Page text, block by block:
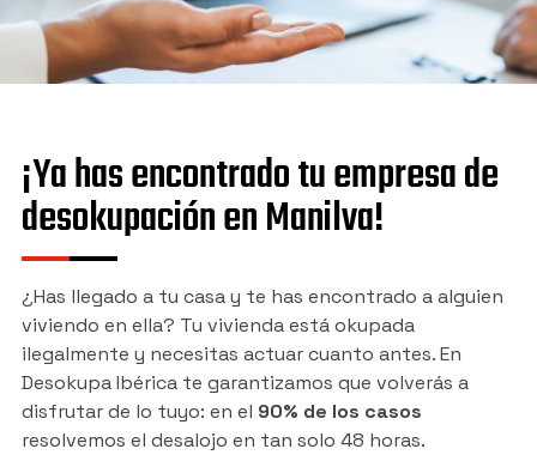
¡Ya has encontrado tu empresa de
desokupación en Manilva!
¿Has llegado a tu casa y te has encontrado a alguien
viviendo en ella? Tu vivienda está okupada
ilegalmente y necesitas actuar cuanto antes. En
Desokupa Ibérica te garantizamos que volverás a
disfrutar de lo tuyo: en el 90% de los casos
resolvemos el desalojo en tan solo 48 horas.